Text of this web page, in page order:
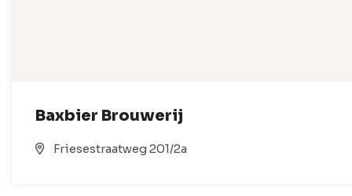
Baxbier Brouwerij
Friesestraatweg 201/2a